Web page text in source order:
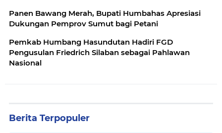
Panen Bawang Merah, Bupati Humbahas Apresiasi
Dukungan Pemprov Sumut bagi Petani
Pemkab Humbang Hasundutan Hadiri FGD
Pengusulan Friedrich Silaban sebagai Pahlawan
Nasional
Berita Terpopuler